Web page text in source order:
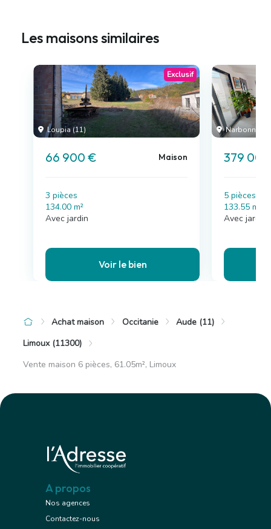
Les maisons similaires
Loupia (11)
Exclusif
66 900 € Maison
3 pièces
134.00 m²
Avec jardin
Voir le bien
Narbonne
379
5 pièces , 3
133.55 m²
Avec
Achat maison Occitanie
Aude (11)
Limoux (11300)
Vente maison 6 pièces, 61.05m², Limoux
A propos
Nos agences
Contactez-nous